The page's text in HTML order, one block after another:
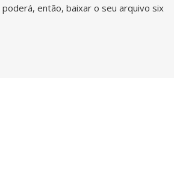
poderá, então, baixar o seu arquivo six